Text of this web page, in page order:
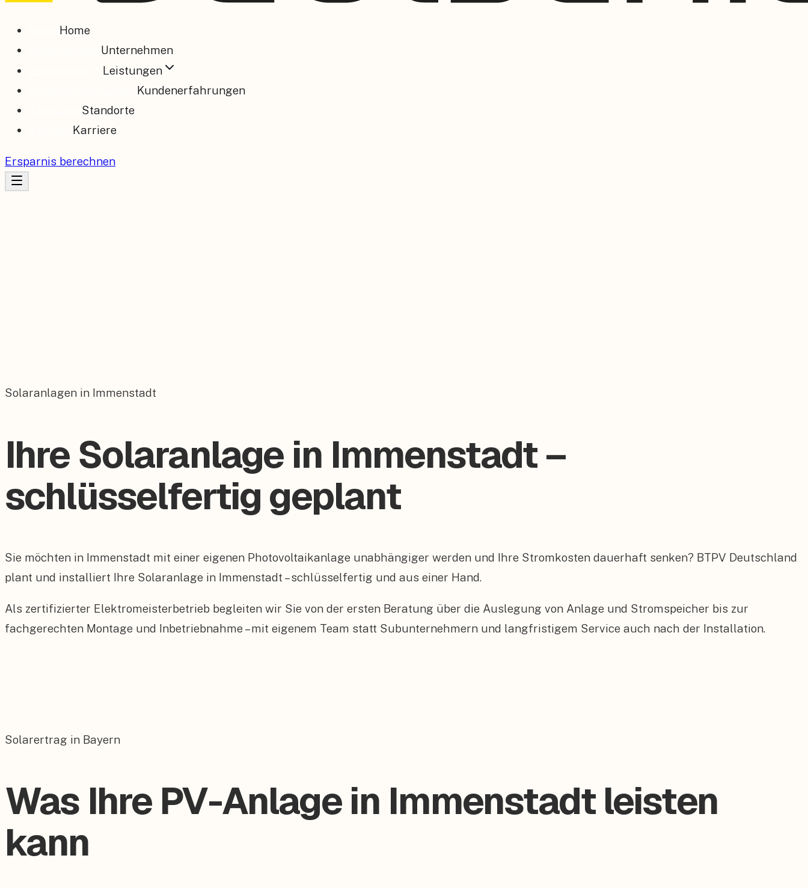
Home
Unternehmen
Leistungen
Kundenerfahrungen
Standorte
Karriere
Ersparnis berechnen
Solaranlagen in Immenstadt
Ihre Solaranlage in Immenstadt –
schlüsselfertig geplant
Sie möchten in Immenstadt mit einer eigenen Photovoltaikanlage unabhängiger werden und Ihre Stromkosten dauerhaft senken? BTPV Deutschland
plant und installiert Ihre Solaranlage in Immenstadt – schlüsselfertig und aus einer Hand.
Als zertifizierter Elektromeisterbetrieb begleiten wir Sie von der ersten Beratung über die Auslegung von Anlage und Stromspeicher bis zur
fachgerechten Montage und Inbetriebnahme – mit eigenem Team statt Subunternehmern und langfristigem Service auch nach der Installation.
Solarertrag in Bayern
Was Ihre PV-Anlage in Immenstadt leisten
kann